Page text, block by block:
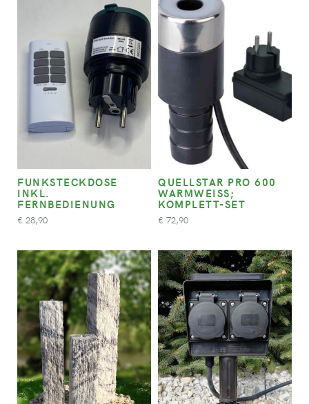
FUNKSTECKDOSE
INKL.
FERNBEDIENUNG
€ 28,90
QUELLSTAR PRO 600
WARMWEISS; K
OMPLETT-SET
€ 72,90